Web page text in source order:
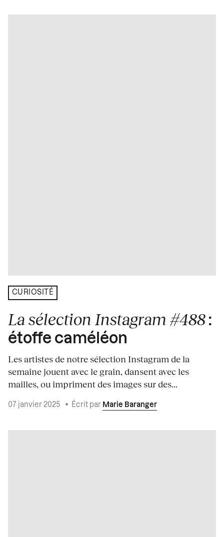
CURIOSITÉ
La sélection Instagram #488 :
étoffe caméléon
Les artistes de notre sélection Instagram de la
semaine jouent avec le grain, dansent avec les
mailles, ou impriment des images sur des...
07 janvier 2025 • Écrit par Marie Baranger